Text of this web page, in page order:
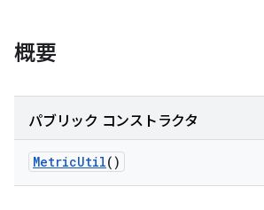
概要
パブリック コンストラクタ
MetricUtil()